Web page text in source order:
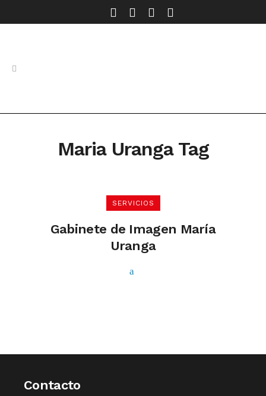
Maria Uranga Tag
SERVICIOS
Gabinete de Imagen María
Uranga
Contacto